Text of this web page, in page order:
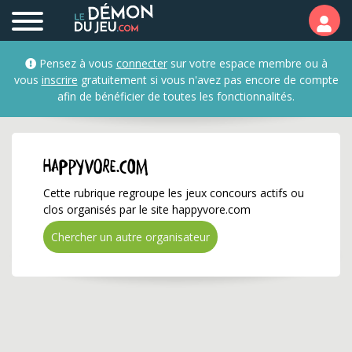
happyvore.com ✅
Pensez à vous connectersur votre espace membre ou à
vous inscrire gratuitement si vous n'avez pas encore de compte
afin de bénéficier de toutes les fonctionnalités.
happyvore.com
Cette rubrique regroupe les jeux concours actifs ou
clos organisés par le site happyvore.com
Chercher un autre organisateur